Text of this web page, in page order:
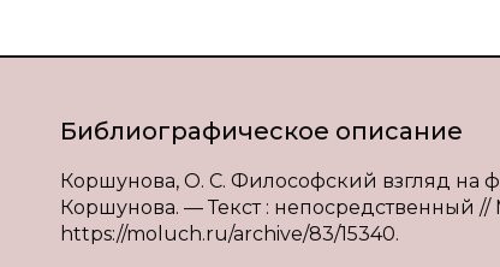
Библиографическое описание
Коршунова, О. С. Философский взгляд на
Коршунова. — Текст : непосредственный
https://moluch.ru/archive/83/15340.